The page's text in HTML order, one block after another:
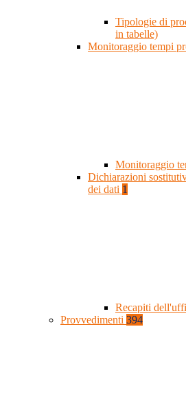
Tipologie di
in tabelle)
Monitoraggio tempi
Monitoraggio
Dichiarazioni
dei dati 1
Recapiti
Provvedimenti 394